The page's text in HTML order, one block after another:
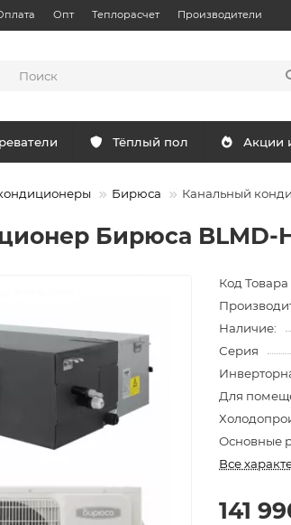
Опт Теплорасчет Производители
Тёплый пол Акции
Бирюса Канальный
Бирюса BLMD-
Код Товара
Наличие:
Серия
Для
Основные
Все
141